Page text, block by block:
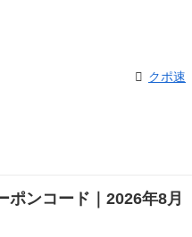
クポ速
ンコード｜2026年8月